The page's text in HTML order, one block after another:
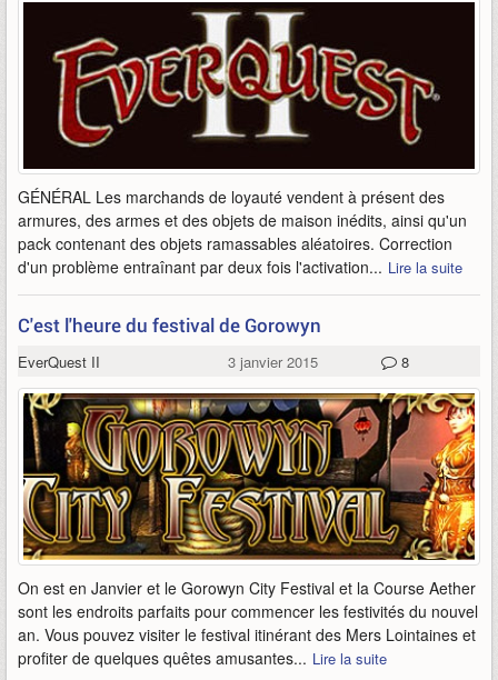
GÉNÉRAL Les marchands de loyauté vendent à présent des
armures, des armes et des objets de maison inédits, ainsi qu'un
pack contenant des objets ramassables aléatoires. Correction
d'un problème entraînant par deux fois l'activation... Lire la suite
C'est l'heure du festival de Gorowyn
EverQuest II 3 janvier 2015 8
On est en Janvier et le Gorowyn City Festival et la Course Aether
sont les endroits parfaits pour commencer les festivités du nouvel
an. Vous pouvez visiter le festival itinérant des Mers Lointaines et
profiter de quelques quêtes amusantes... Lire la suite